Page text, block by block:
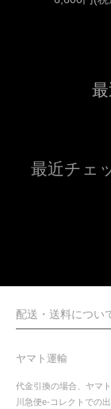
最近チェ
配送・送料につい
ヤマト運輸
代金引換の場合、ヤマ
川急便e-コレクトでの